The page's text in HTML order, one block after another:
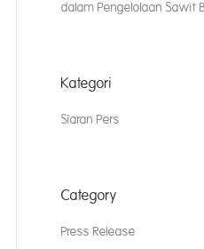
dalam Pengelolaan Sawit
Kategori
Siaran Pers
Category
Press Release